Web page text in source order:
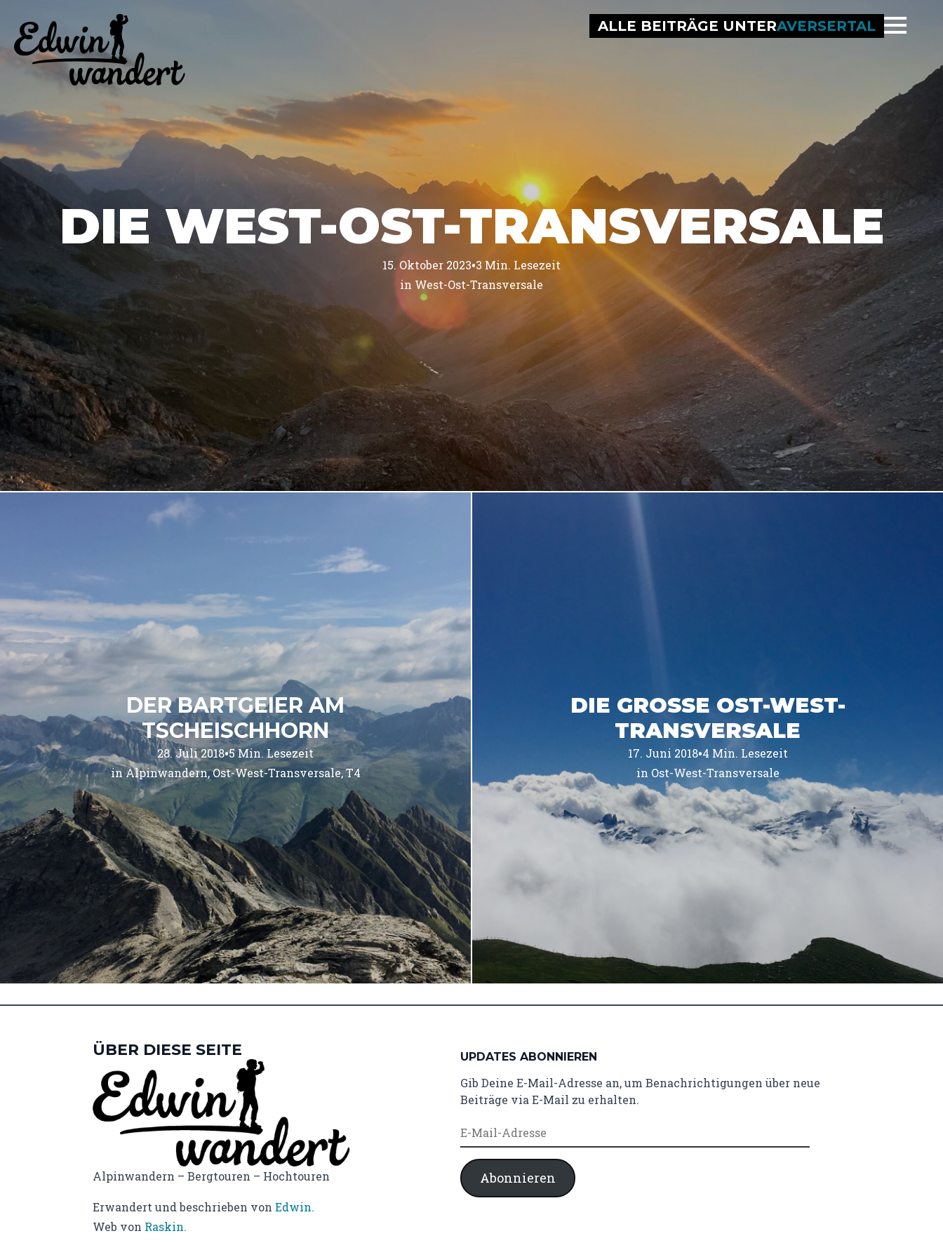
ALLE BEITRÄGE UNTERAVERSERTAL
DIE WEST-OST-TRANSVERSALE
15. Oktober 2023•3 Min. Lesezeit
in West-Ost-Transversale
DER BARTGEIER AM
TSCHEISCHHORN
28. Juli 2018•5Min. Lesezeit
in Alpinwandern Ost-West-Transversale T4
DIE GROSSE OST-WEST-
TRANSVERSALE
17. Juni 2018•4 Min. Lesezeit
in Ost-West-Transversale
ÜBER DIESE SEITE
Alpinwandern – Bergtouren – Hochtouren
Erwandert und beschrieben von Edwin.
Web von Raskin.
UPDATES ABONNIEREN
Gib Deine E-Mail-Adresse an, um Benachrichtigungen über neue
Beiträge via E-Mail zu erhalten.
E-
Mail-
Adresse
Abonnieren